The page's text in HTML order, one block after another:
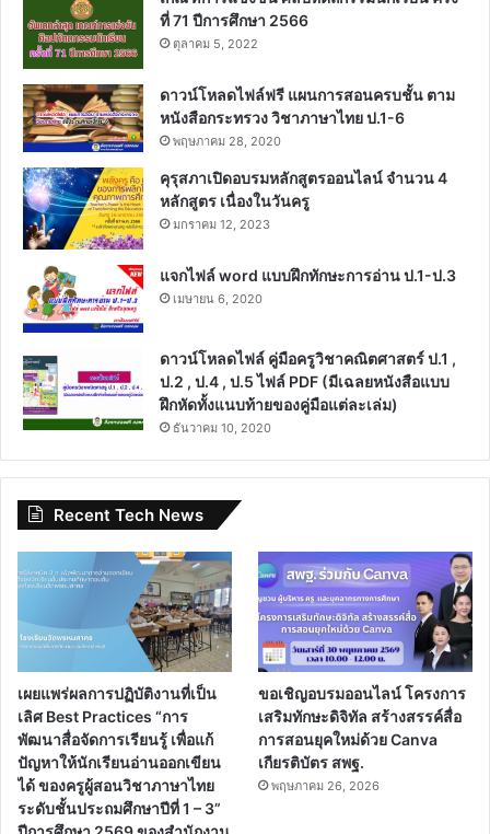
ที่ 71 ปีการศึกษา 2566
ตุลาคม 5, 2022
ดาวน์โหลดไฟล์ฟรี แผนการสอนครบชั้น ตาม
หนังสือกระทรวง วิชาภาษาไทย ป.1-6
พฤษภาคม 28, 2020
คุรุสภาเปิดอบรมหลักสูตรออนไลน์ จำนวน 4
หลักสูตร เนื่องในวันครู
มกราคม 12, 2023
แจกไฟล์ word แบบฝึกทักษะการอ่าน ป.1-ป.3
เมษายน 6, 2020
ดาวน์โหลดไฟล์ คู่มือครูวิชาคณิตศาสตร์ ป.1 ,
ป.2 , ป.4 , ป.5 ไฟล์ PDF (มีเฉลยหนังสือแบบ
ฝึกหัดทั้งแนบท้ายของคู่มือแต่ละเล่ม)
ธันวาคม 10, 2020
Recent Tech News
เผยแพร่ผลการปฏิบัติงานที่เป็น
เลิศ Best Practices “การ
พัฒนาสื่อจัดการเรียนรู้ เพื่อแก้
ปัญหาให้นักเรียนอ่านออกเขียน
ได้ ของครูผู้สอนวิชาภาษาไทย
ระดับชั้นประถมศึกษาปีที่ 1 – 3”
ขอเชิญอบรมออนไลน์ โครงการ
เสริมทักษะดิจิทัล สร้างสรรค์สื่อ
การสอนยุคใหม่ด้วย Canva
เกียรติบัตร สพฐ.
พฤษภาคม 26, 2026